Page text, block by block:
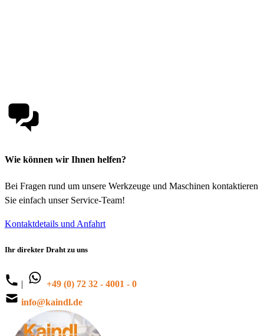
Wie können wir Ihnen helfen?
Bei Fragen rund um unsere Werkzeuge und Maschinen kontaktieren
Sie einfach unser Service-Team!
Kontaktdetails und Anfahrt
Ihr direkter Draht zu uns
|
+49 (0) 72 32 - 4001 - 0
info@kaindl.de